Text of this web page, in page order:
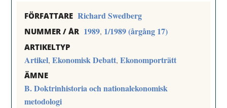
FÖRFATTARE Richard Swedberg
NUMMER / ÅR 1989, 1/1989 (årgång 17)
ARTIKELTYP
Artikel,Ekonomisk Debatt,Ekonomporträtt
ÄMNE
B. Doktrinhistoria och nationalekonomisk
metodologi